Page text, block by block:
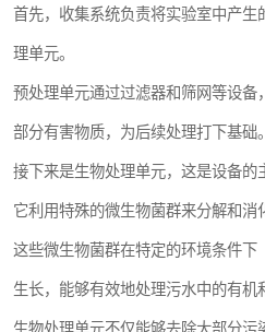
首先，收集系统负责将实验室中产
理单元。
预处理单元通过过滤器和筛网等设备
部分有害物质，为后续处理打下基础。
接下来是生物处理单元，这是设备的
它利用特殊的微生物菌群来分解和消
这些微生物菌群在特定的环境条件下
生长，能够有效地处理污水中的有机